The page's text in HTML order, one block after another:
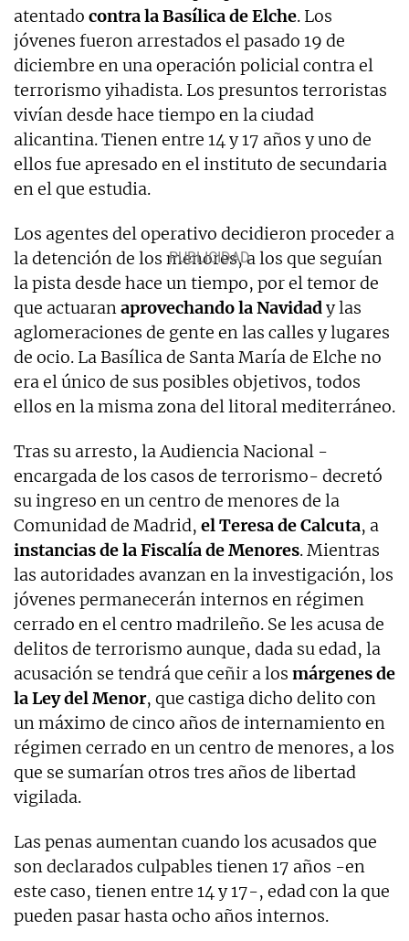
atentado contra la Basílica de Elche. Los
jóvenes fueron arrestados el pasado 19 de
diciembre en una operación policial contra el
terrorismo yihadista. Los presuntos terroristas
vivían desde hace tiempo en la ciudad
alicantina. Tienen entre 14 y 17 años y uno de
ellos fue apresado en el instituto de secundaria
en el que estudia.
Los agentes del operativo decidieron proceder a
la detención de los menores, a los que seguían
la pista desde hace un tiempo, por el temor de
que actuaranaprovechando la Navidady las
aglomeraciones de gente en las calles y lugares
de ocio. La Basílica de Santa María de Elche no
era el único de sus posibles objetivos, todos
ellos en la misma zona del litoral mediterráneo.
Tras su arresto, la Audiencia Nacional -
encargada de los casos de terrorismo- decretó
su ingreso en un centro de menores de la
Comunidad de Madrid, el Teresa de Calcuta, a
instancias de la Fiscalía de Menores. Mientras
las autoridades avanzan en la investigación, los
jóvenes permanecerán internos en régimen
cerrado en el centro madrileño. Se les acusa de
delitos de terrorismo aunque, dada su edad, la
acusación se tendrá que ceñir a los márgenes de
la Ley del Menor, que castiga dicho delito con
un máximo de cinco años de internamiento en
régimen cerrado en un centro de menores, a los
que se sumarían otros tres años de libertad
vigilada.
Las penas aumentan cuando los acusados que
son declarados culpables tienen 17 años -en
este caso, tienen entre 14 y 17-, edad con la que
pueden pasar hasta ocho años internos.